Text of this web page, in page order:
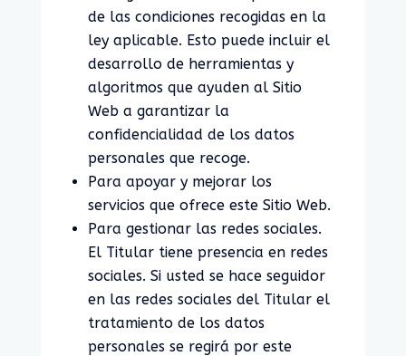
de las condiciones recogidas en la
ley aplicable. Esto puede incluir el
desarrollo de herramientas y
algoritmos que ayuden al Sitio
Web a garantizar la
confidencialidad de los datos
personales que recoge.
Para apoyar y mejorar los
servicios que ofrece este Sitio Web.
Para gestionar las redes sociales.
El Titular tiene presencia en redes
sociales. Si usted se hace seguidor
en las redes sociales del Titular el
tratamiento de los datos
personales se regirá por este